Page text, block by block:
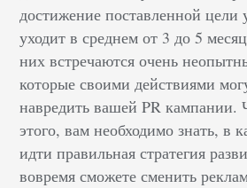
достижение поставленной цели
уходит в среднем от 3 до 5
них встречаются очень
которые своими действиями
навредить вашей PR кампании.
этого, вам необходимо знать, в
идти правильная стратегия
вовремя сможете сменить